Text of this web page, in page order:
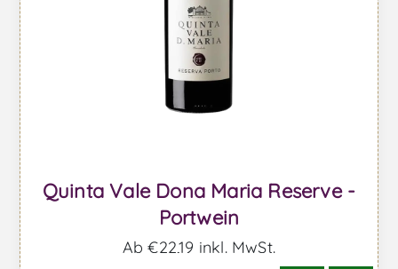
Quinta Vale Dona Maria Reserve -
Portwein
Ab €22,19 inkl. MwSt.